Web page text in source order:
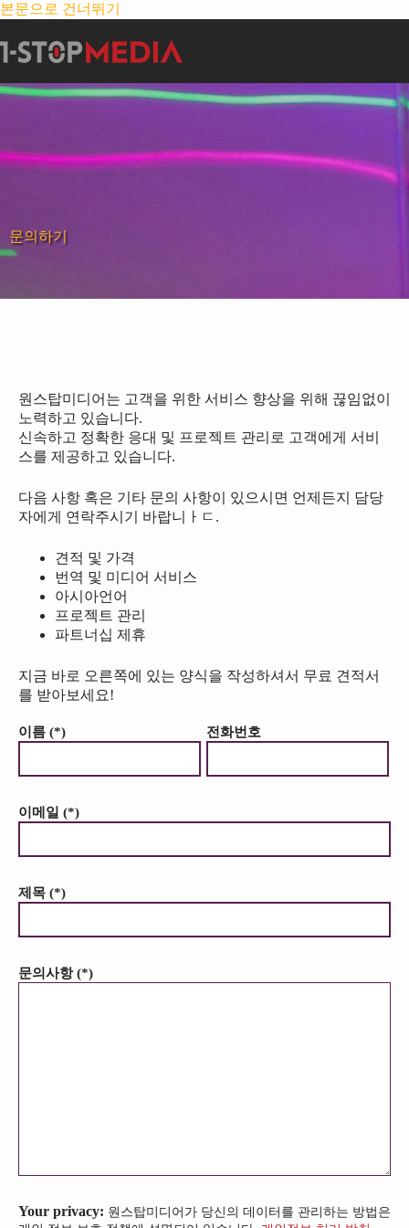
본문으로 건너뛰기
문의하기
원스탑미디어는 고객을 위한 서비스 향상을 위해 끊임없이
노력하고 있습니다.
신속하고 정확한 응대 및 프로젝트 관리로 고객에게 서비
스를 제공하고 있습니다.
다음 사항 혹은 기타 문의 사항이 있으시면 언제든지 담당
자에게 연락주시기 바랍니ㅏㄷ.
견적 및 가격
번역 및 미디어 서비스
아시아언어
프로젝트 관리
파트너십 제휴
지금 바로 오른쪽에 있는 양식을 작성하셔서 무료 견적서
를 받아보세요!
이름 (*) 전화번호
이메일 (*)
제목 (*)
문의사항 (*)
Your privacy: 원스탑미디어가 당신의 데이터를 관리하는 방법은